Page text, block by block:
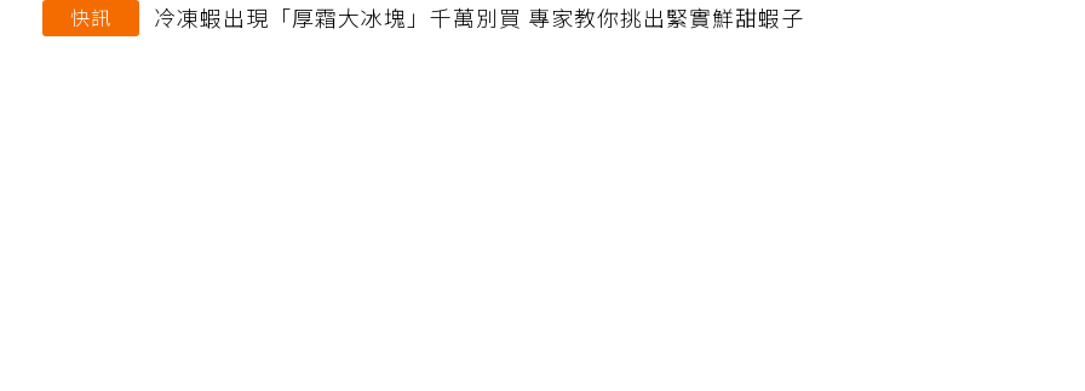
快訊 冷凍蝦出現「厚霜大冰塊」千萬別買 專家教你挑出緊實鮮甜蝦子